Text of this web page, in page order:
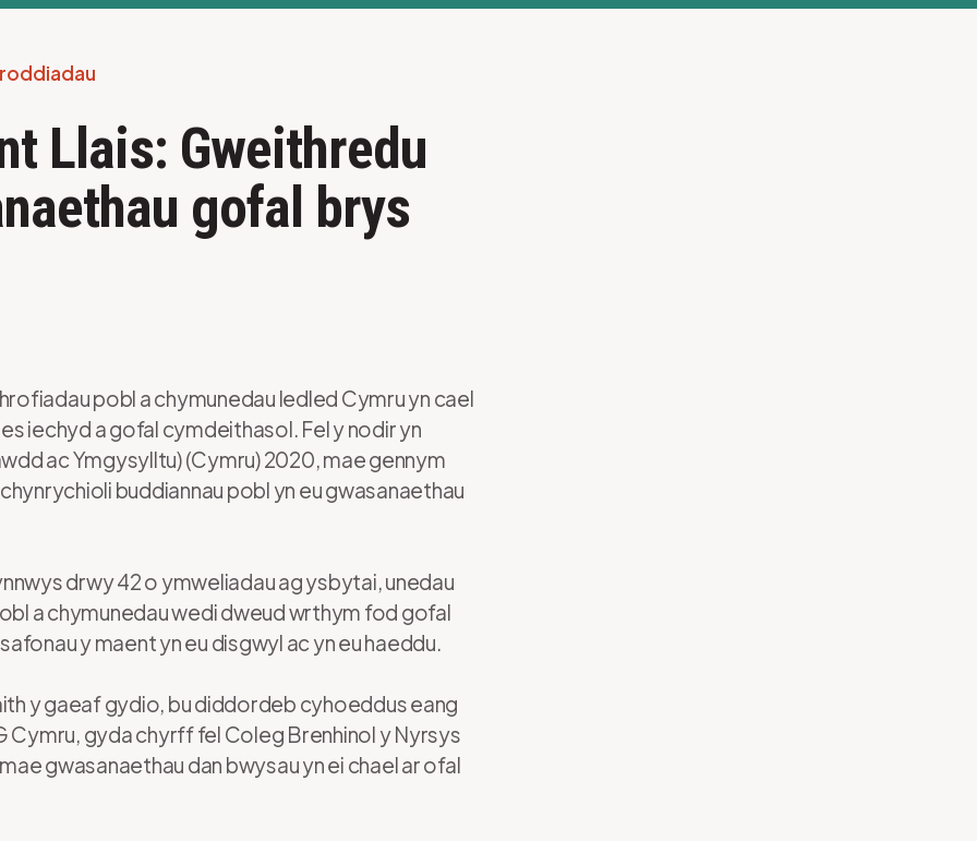
Llais: Gweithredu
gofal brys
pobl a chymunedau ledled Cymru yn cael
iechyd a gofal cymdeithasol. Fel y nodir yn
ac Ymgysylltu) (Cymru) 2020, mae gennym
buddiannau pobl yn eu gwasanaethau
drwy 42 o ymweliadau ag ysbytai, unedau
a chymunedau wedi dweud wrthym fod gofal
y maent yn eu disgwyl ac yn eu haeddu.
y gaeaf gydio, bu diddordeb cyhoeddus eang
Cymru, gyda chyrff fel Coleg Brenhinol y Nyrsys
gwasanaethau dan bwysau yn ei chael ar ofal